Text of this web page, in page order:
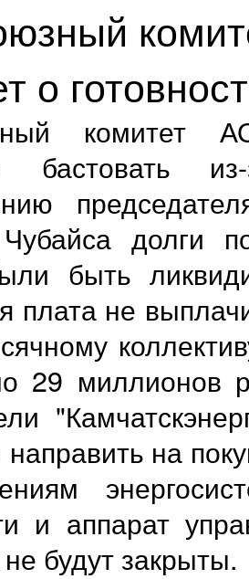
о
комитет
бастовать
долги
быть
плата не
29 миллионов
направить на
и аппарат
будут закрыты.